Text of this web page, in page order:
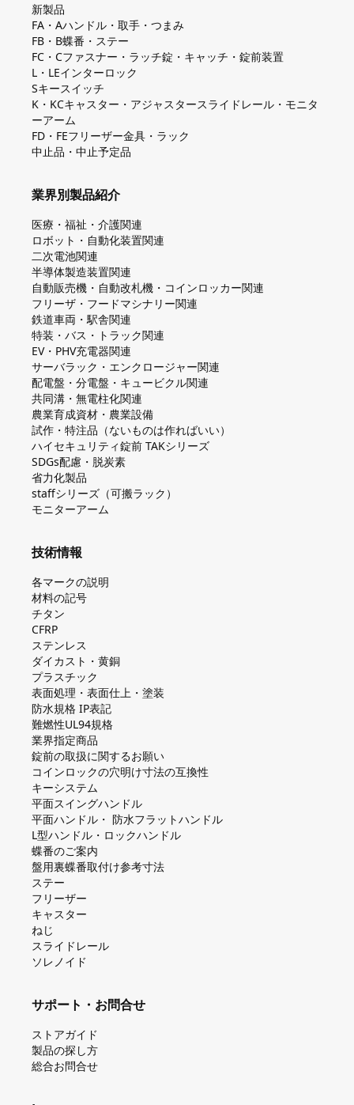
新製品
FA・Aハンドル・取手・つまみ
FB・B蝶番・ステー
FC・Cファスナー・ラッチ錠・キャッチ・錠前装置
L・LEインターロック
Sキースイッチ
K・KCキャスター・アジャスタースライドレール・モニタ
ーアーム
FD・FEフリーザー金具・ラック
中止品・中止予定品
業界別製品紹介
医療・福祉・介護関連
ロボット・自動化装置関連
二次電池関連
半導体製造装置関連
自動販売機・自動改札機・コインロッカー関連
フリーザ・フードマシナリー関連
鉄道車両・駅舎関連
特装・バス・トラック関連
EV・PHV充電器関連
サーバラック・エンクロージャー関連
配電盤・分電盤・キュービクル関連
共同溝・無電柱化関連
農業育成資材・農業設備
試作・特注品（ないものは作ればいい）
ハイセキュリティ錠前 TAKシリーズ
SDGs配慮・脱炭素
省力化製品
staffシリーズ（可搬ラック）
モニターアーム
技術情報
各マークの説明
材料の記号
チタン
CFRP
ステンレス
ダイカスト・⻩銅
プラスチック
表面処理・表面仕上・塗装
防⽔規格 IP表記
難燃性UL94規格
業界指定商品
錠前の取扱に関するお願い
コインロックの⽳明け⼨法の互換性
キーシステム
平⾯スイングハンドル
平⾯ハンドル・ 防⽔フラットハンドル
L型ハンドル・ロックハンドル
蝶番のご案内
盤⽤裏蝶番取付け参考⼨法
ステー
フリーザー
キャスター
ねじ
スライドレール
ソレノイド
サポート・お問合せ
ストアガイド
製品の探し⽅
総合お問合せ